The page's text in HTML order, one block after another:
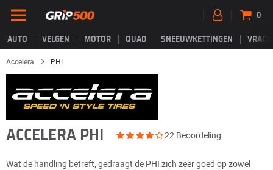
AUTO VELGEN MOTOR QUAD SNEEUWKETTINGEN
0
Accelera PHI
ACCELERA PHI 22 Beoordeling
Wat de handling betreft, gedraagt de PHI zich zeer goed op zowel